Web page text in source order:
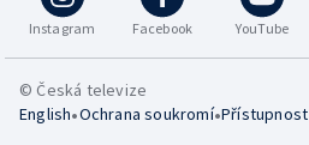
Instagram Facebook YouTube
© Česká televize
English•Ochrana soukromí•Přístupnost